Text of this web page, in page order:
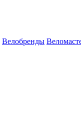
Велобренды